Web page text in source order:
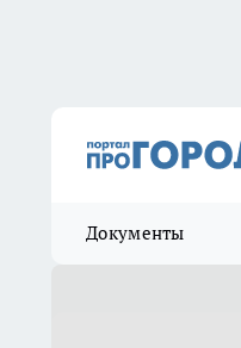
Документы